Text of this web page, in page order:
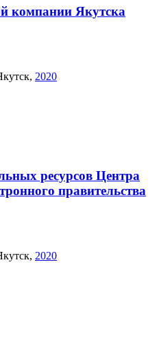
компании Якутска
, 2020
ресурсов Центра
правительства
, 2020